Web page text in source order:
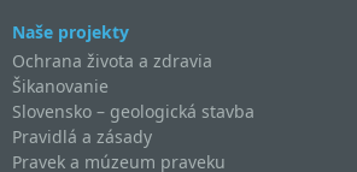
Naše projekty
Ochrana života a zdravia
Šikanovanie
Slovensko – geologická stavba
Pravidlá a zásady
Pravek a múzeum praveku